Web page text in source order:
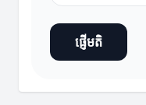
ផ្ញើមតិ